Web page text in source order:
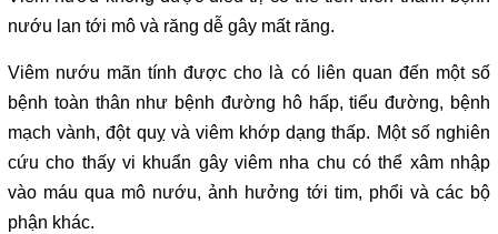
nướu lan tới mô và răng dễ gây mất răng.
Viêm nướu mãn tính được cho là có liên quan đến một số
bệnh toàn thân như bệnh đường hô hấp, tiểu đường, bệnh
mạch vành, đột quỵ và viêm khớp dạng thấp. Một số nghiên
cứu cho thấy vi khuẩn gây viêm nha chu có thể xâm nhập
vào máu qua mô nướu, ảnh hưởng tới tim, phổi và các bộ
phận khác.